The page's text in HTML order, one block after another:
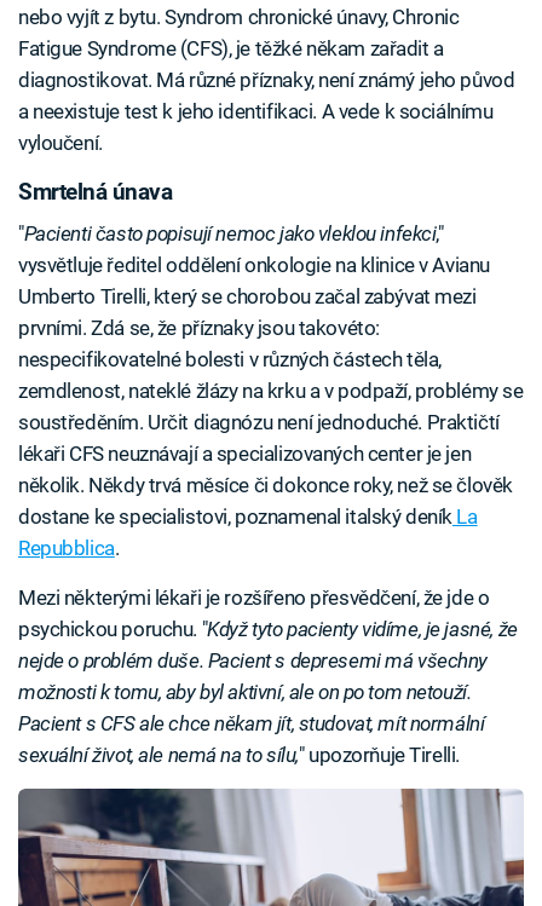
nebo vyjít z bytu. Syndrom chronické únavy, Chronic
Fatigue Syndrome (CFS), je těžké někam zařadit a
diagnostikovat. Má různé příznaky, není známý jeho původ
a neexistuje test k jeho identifikaci. A vede k sociálnímu
vyloučení.
Smrtelná únava
"Pacienti často popisují nemoc jako vleklou infekci,"
vysvětluje ředitel oddělení onkologie na klinice v Avianu
Umberto Tirelli, který se chorobou začal zabývat mezi
prvními. Zdá se, že příznaky jsou takovéto:
nespecifikovatelné bolesti v různých částech těla,
zemdlenost, nateklé žlázy na krku a v podpaží, problémy se
soustředěním. Určit diagnózu není jednoduché. Praktičtí
lékaři CFS neuznávají a specializovaných center je jen
několik. Někdy trvá měsíce či dokonce roky, než se člověk
dostane ke specialistovi, poznamenal italský deník La
Repubblica.
Mezi některými lékaři je rozšířeno přesvědčení, že jde o
psychickou poruchu. "Když tyto pacienty vidíme, je jasné, že
nejde o problém duše. Pacient s depresemi má všechny
možnosti k tomu, aby byl aktivní, ale on po tom netouží.
Pacient s CFS ale chce někam jít, studovat, mít normální
sexuální život, ale nemá na to sílu," upozorňuje Tirelli.